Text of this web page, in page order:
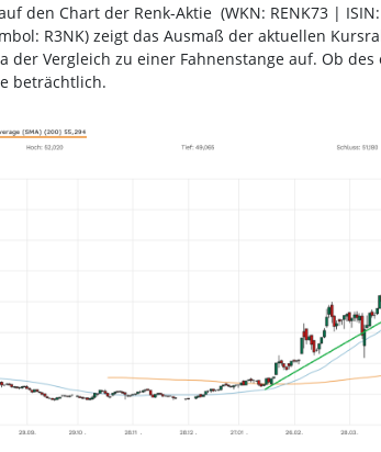
den Chart der Renk-Aktie (WKN: RENK73 | ISIN:
R3NK) zeigt das Ausmaß der aktuellen
der Vergleich zu einer Fahnenstange auf. Ob des
beträchtlich.